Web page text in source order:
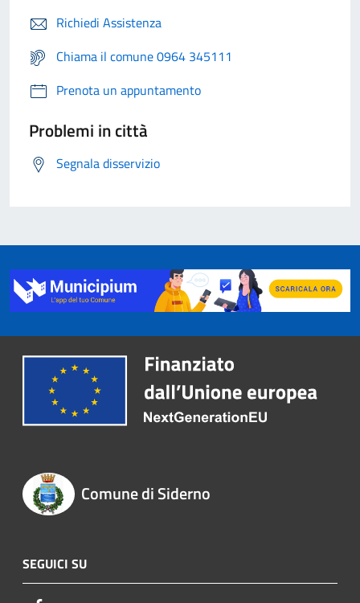
Richiedi Assistenza
Chiama il comune 0964 345111
Prenota un appuntamento
Problemi in città
Segnala disservizio
Comune di Siderno
SEGUICI SU